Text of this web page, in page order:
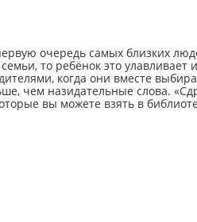
очередь самых близких
то ребёнок это улавливает
когда они вместе
чем назидательные слова.
вы можете взять в